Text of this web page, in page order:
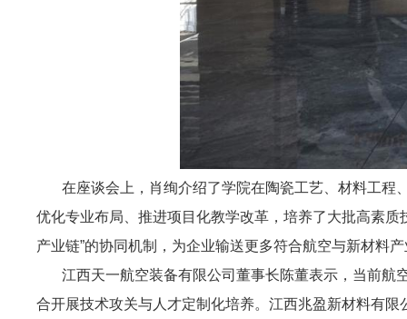
在座谈会上，肖绚介绍了学院在陶瓷工艺、材料工程
优化专业布局、推进项目化教学改革，培养了大批高素
产业链”的协同机制，为企业输送更多符合航空与新材料
江西天一航空装备有限公司董事长陈董表示，当前航
合开展技术攻关与人才定制化培养。江西兆盈新材料有